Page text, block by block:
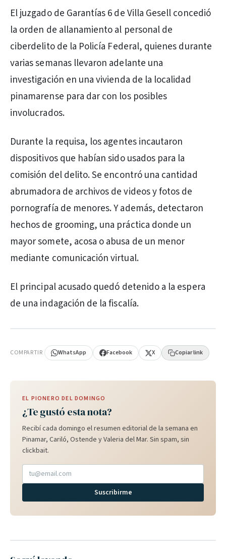
El juzgado de Garantías 6 de Villa Gesell concedió
la orden de allanamiento al personal de
ciberdelito de la Policía Federal, quienes durante
varias semanas llevaron adelante una
investigación en una vivienda de la localidad
pinamarense para dar con los posibles
involucrados.
Durante la requisa, los agentes incautaron
dispositivos que habían sido usados para la
comisión del delito. Se encontró una cantidad
abrumadora de archivos de videos y fotos de
pornografía de menores. Y además, detectaron
hechos de grooming, una práctica donde un
mayor somete, acosa o abusa de un menor
mediante comunicación virtual.
El principal acusado quedó detenido a la espera
de una indagación de la fiscalía.
COMPARTIR WhatsApp Facebook X Copiar link
EL PIONERO DEL DOMINGO
¿Te gustó esta nota?
Recibí cada domingo el resumen editorial de la semana en
Pinamar, Cariló, Ostende y Valeria del Mar. Sin spam, sin
clickbait.
Suscribirme